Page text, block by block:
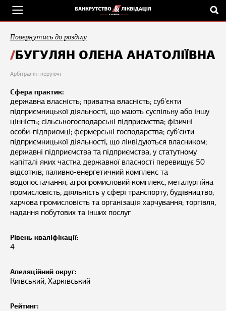
Повернутись до розділу
БУГУЛЯН ОЛЕНА АНАТОЛІЇВНА
Арбітражні керуючі
Сфера практик:
державна власність; приватна власність; суб'єкти
підприємницької діяльності, що мають суспільну або іншу
цінність; сільськогосподарські підприємства; фізичні
особи-підприємці; фермерські господарства; суб'єкти
підприємницької діяльності, що ліквідуються власником;
державні підприємства та підприємства, у статутному
капіталі яких частка державної власності перевищує 50
відсотків; паливно-енергетичний комплекс та
водопостачання; агропромисловий комплекс; металургійна
промисловість; діяльність у сфері транспорту; будівництво;
харчова промисловість та організація харчування; торгівля,
надання побутових та інших послуг
Рівень кваліфікації:
4
Апеляційний округ:
Київський, Харківський
Рейтинг: